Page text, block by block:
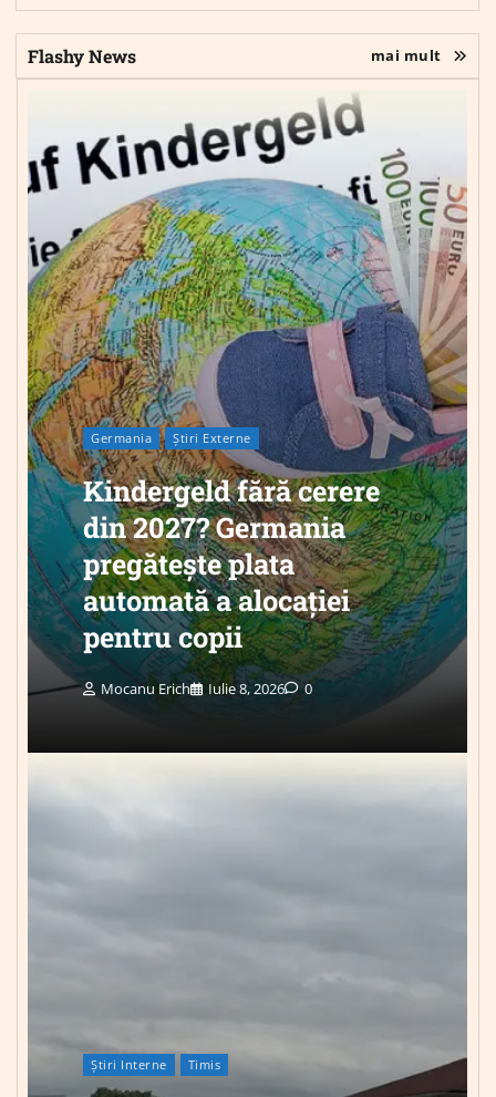
Flashy News mai mult
Germania Știri Externe
Kindergeld fără cerere
din 2027? Germania
pregătește plata
automată a alocației
pentru copii
Mocanu Erich Iulie 8, 2026 0
Știri Interne Timis